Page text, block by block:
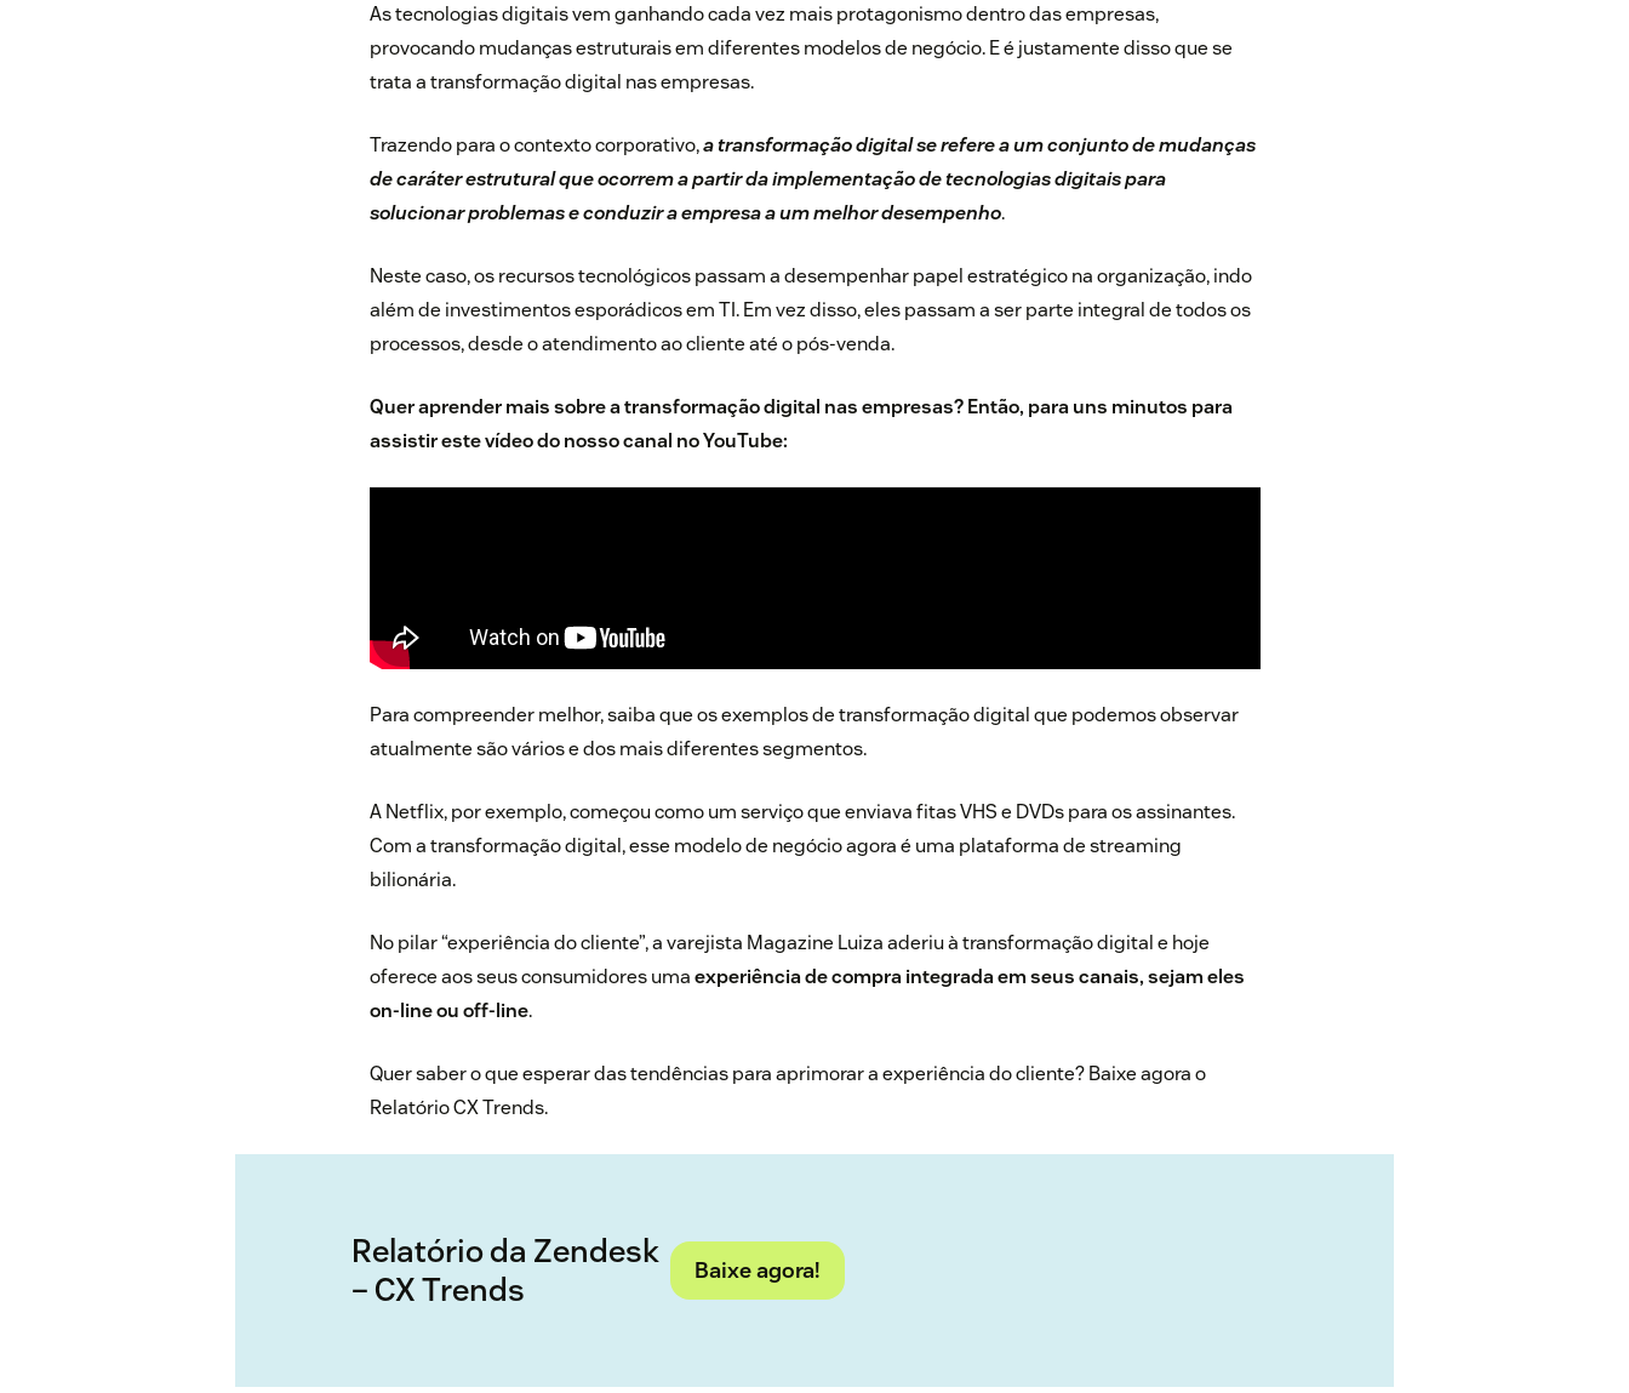
As tecnologias digitais vem ganhando cada vez mais protagonismo dentro das empresas,
provocando mudanças estruturais em diferentes modelos de negócio. E é justamente disso que se
trata atransformação digital nas empresas.
Trazendo para o contexto corporativo,a transformação digital se refere a um conjunto de mudanças
de caráter estrutural que ocorrem a partir da implementação de tecnologias digitais para
solucionar problemas e conduzir a empresa a um melhor desempenho.
Neste caso, os recursos tecnológicos passam a desempenhar papel estratégico na organização, indo
além de investimentos esporádicos em TI. Em vez disso, eles passam a ser parte integral de todos os
processos, desde o atendimento ao cliente até o pós-venda.
Quer aprender mais sobre a transformação digital nas empresas? Então, para uns minutos para
assistir este vídeo do nosso canal noYouTube:
Para compreender melhor, saiba que os exemplos de transformação digital que podemos observar
atualmente são vários e dos mais diferentes segmentos.
A Netflix, por exemplo, começou como um serviço que enviava fitas VHS e DVDs para os assinantes.
Com a transformação digital, esse modelo de negócio agora é uma plataforma de streaming
bilionária.
No pilar “experiência do cliente”, a varejista Magazine Luiza aderiu à transformação digital e hoje
oferece aos seus consumidores umaexperiência de compra integrada em seus canais, sejam eles
on-line ou off-line.
Quer saber o que esperar das tendências para aprimorar a experiência do cliente? Baixe agora o
Relatório CX Trends.
Relatório da Zendesk
– CX Trends
Baixe agora!